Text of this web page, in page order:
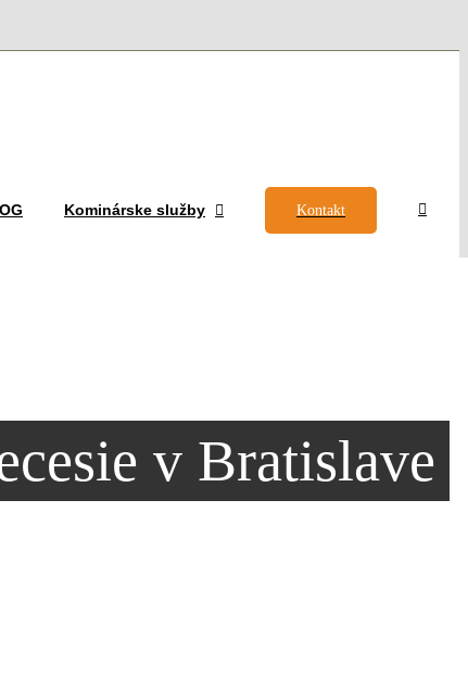
Kominárske služby Kontakt
v Bratislave